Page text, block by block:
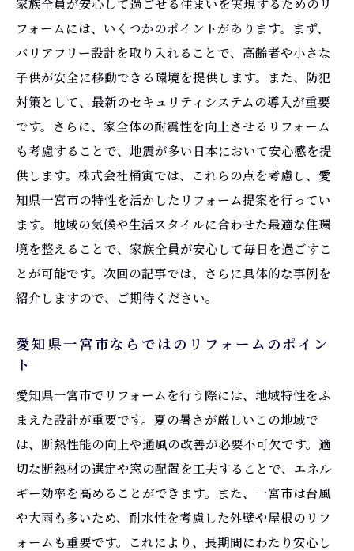
快適な室内環境を実現するためのアイディ
ア
愛知県一宮市で人気のリフォーム施策
リフォームで得られる長期的なメリット
地域密着型のリフォームで安心の暮らし
フォームには、いくつかのポイントがあります。まず、
バリアフリー設計を取り入れることで、高齢者や小さな
子供が安全に移動できる環境を提供します。また、防犯
対策として、最新のセキュリティシステムの導入が重要
です。さらに、家全体の耐震性を向上させるリフォーム
も考慮することで、地震が多い日本において安心感を提
供します。株式会社桶寅では、これらの点を考慮し、愛
知県一宮市の特性を活かしたリフォーム提案を行ってい
ます。地域の気候や生活スタイルに合わせた最適な住環
境を整えることで、家族全員が安心して毎日を過ごすこ
とが可能です。次回の記事では、さらに具体的な事例を
紹介しますので、ご期待ください。
愛知県一宮市ならではのリフォームのポイン
ト
愛知県一宮市でリフォームを行う際には、地域特性をふ
まえた設計が重要です。夏の暑さが厳しいこの地域で
は、断熱性能の向上や通風の改善が必要不可欠です。適
切な断熱材の選定や窓の配置を工夫することで、エネル
ギー効率を高めることができます。また、一宮市は台風
や大雨も多いため、耐水性を考慮した外壁や屋根のリフ
ォームも重要です。これにより、長期間にわたり安心し